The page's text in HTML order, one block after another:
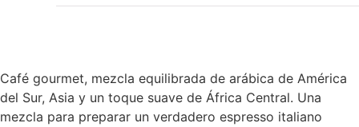
Café gourmet, mezcla equilibrada de arábica de América
del Sur, Asia y un toque suave de África Central. Una
mezcla para preparar un verdadero espresso italiano